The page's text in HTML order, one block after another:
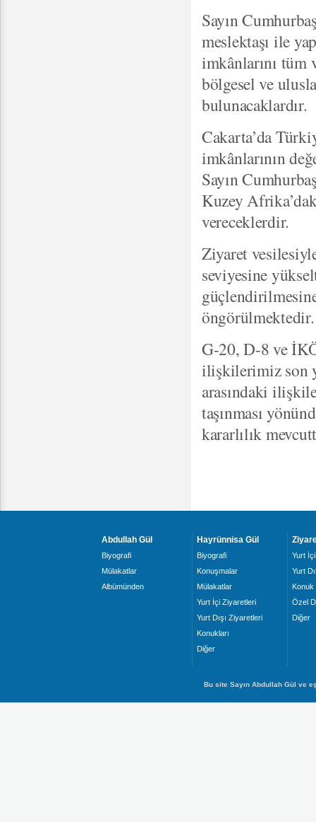
Sayın
meslektaşı ile
imkânlarını
bölgesel ve
bulunacaklardır.
Cakarta’da
imkânlarının
Sayın
Kuzey
vereceklerdir.
Ziyaret
seviyesine
G-20, D-8 ve
ilişkilerimiz son
arasındaki
taşınması
kararlılık
Abdullah Gül
Biyografi
Mülakatlar
Albümünden
Hayrünnisa Gül
Biyografi
Konuşmalar
Mülakatlar
Yurt İçi Ziyaretleri
Yurt Dışı Ziyaretleri
Konukları
Diğer
Yurt İçi
Yurt
Konuk
Özel
Diğer
Bu site Sayın Abdullah Gül ve